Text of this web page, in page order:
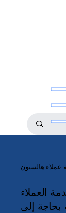
عملاء هالسيون
العملاء
بحاجة إلى